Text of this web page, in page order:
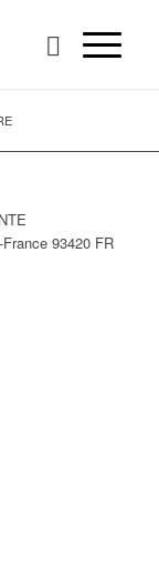
93420 FR